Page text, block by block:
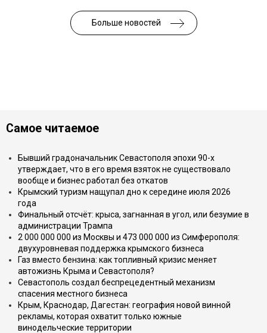
Больше новостей
Самое читаемое
Бывший градоначальник Севастополя эпохи 90-х
утверждает, что в его время взяток не существовало
вообще и бизнес работал без откатов
Крымский туризм нащупал дно к середине июля 2026
года
Финальный отсчёт: крыса, загнанная в угол, или безумие в
администрации Трампа
2 000 000 000 из Москвы и 473 000 000 из Симферополя:
двухуровневая поддержка крымского бизнеса
Газ вместо бензина: как топливный кризис меняет
автожизнь Крыма и Севастополя?
Севастополь создал беспрецедентный механизм
спасения местного бизнеса
Крым, Краснодар, Дагестан: география новой винной
рекламы, которая охватит только южные
винодельческие территории